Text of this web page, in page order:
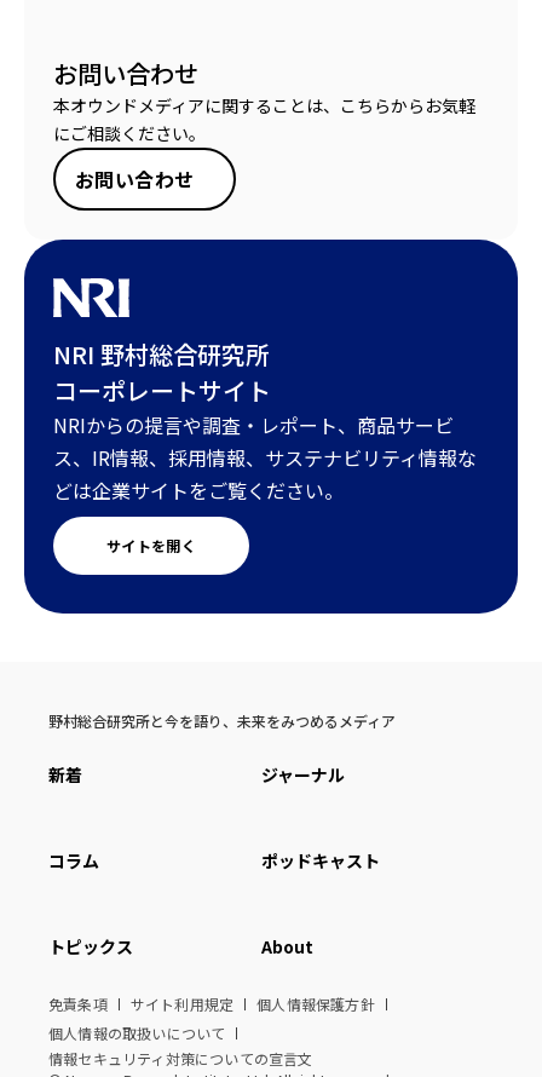
お問い合わせ
本オウンドメディアに関することは、こちらからお気軽
にご相談ください。
お問い合わせ
NRI 野村総合研究所
コーポレートサイト
NRIからの提言や調査・レポート、商品サービ
ス、IR情報、採用情報、サステナビリティ情報な
どは企業サイトをご覧ください。
サイトを開く
野村総合研究所と今を語り、未来をみつめるメディア
新着 ジャーナル
コラム ポッドキャスト
トピックス About
免責条項 サイト利用規定
個人情報保護方針
個人情報の取扱いについて
情報セキュリティ対策についての宣言文